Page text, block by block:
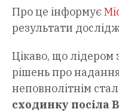
Про це інформує
результати
Цікаво, що лідером
рішень про
неповнолітнім
сходинку посіла